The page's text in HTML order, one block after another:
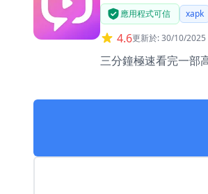
應用程式可信 xapk
4.6更新於: 30/10/2025
三分鐘極速看完一部